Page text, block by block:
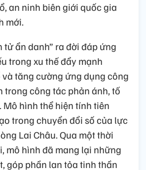
an ninh biên giới quốc gia
mới.
tử ẩn danh” ra đời đáp ứng
trong xu thế đẩy mạnh
tăng cường ứng dụng công
trong công tác phản ánh, tố
Mô hình thể hiện tính tiên
trong chuyển đổi số của lực
Lai Châu. Qua một thời
mô hình đã mang lại những
góp phần lan tỏa tinh thần